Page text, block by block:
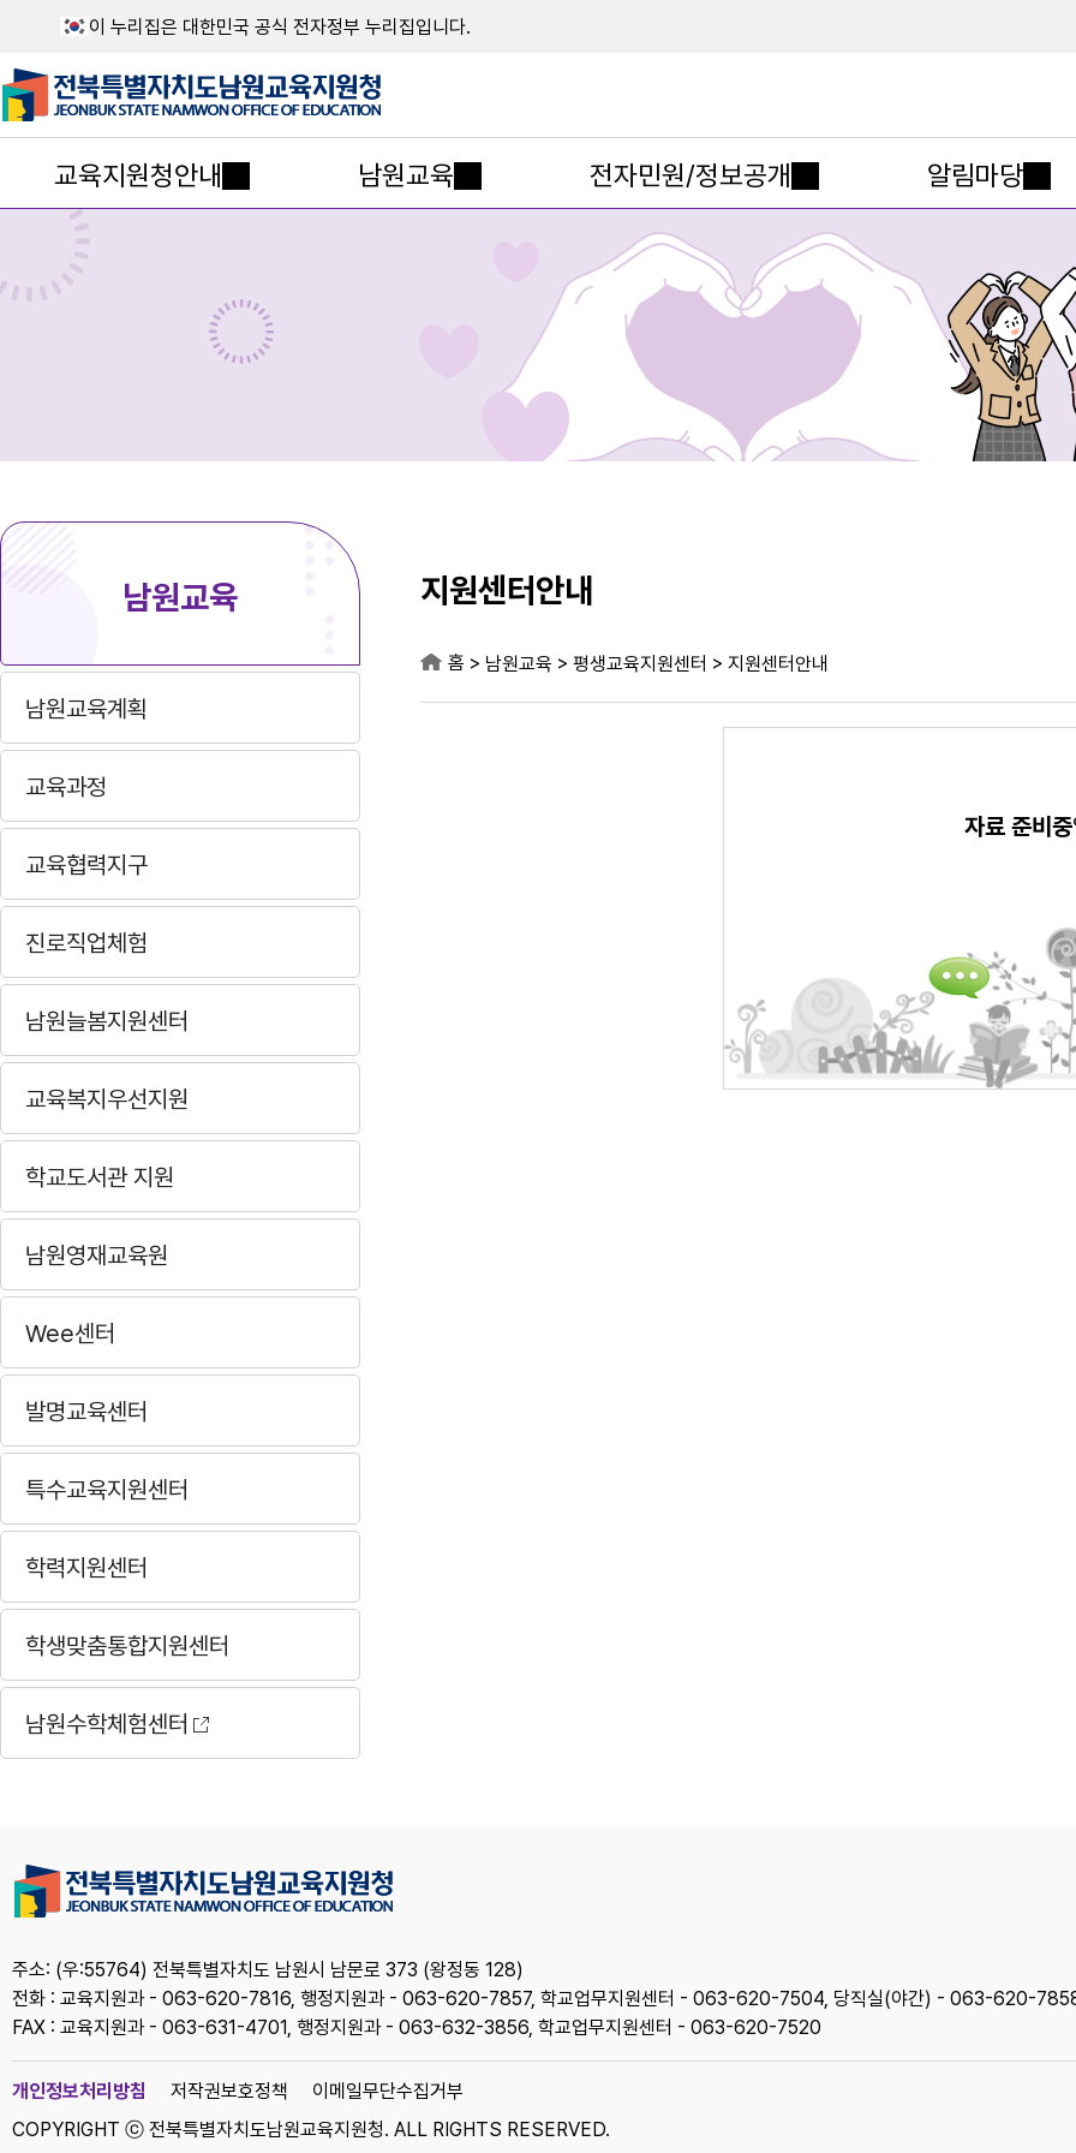
이 누리집은 대한민국 공식 전자정부 누리집입니다.
교육지원청안내 남원교육 전자민원/정보공개 알림마당
남원교육
남원교육계획
교육과정
교육협력지구
진로직업체험
남원늘봄지원센터
교육복지우선지원
학교도서관 지원
남원영재교육원
Wee센터
발명교육센터
특수교육지원센터
학력지원센터
학생맞춤통합지원센터
남원수학체험센터
지원센터안내
홈 > 남원교육 > 평생교육지원센터 > 지원센터안내
자료 준비중
주소: (우:55764) 전북특별자치도 남원시 남문로 373 (왕정동 128)
전화 : 교육지원과 - 063-620-7816, 행정지원과 - 063-620-7857, 학교업무지원센터 - 063-620-7504, 당직실(야간) - 063-620-
FAX : 교육지원과 - 063-631-4701, 행정지원과 - 063-632-3856, 학교업무지원센터 - 063-620-7520
개인정보처리방침 저작권보호정책
이메일무단수집거부
COPYRIGHT ⓒ 전북특별자치도남원교육지원청. ALL RIGHTS RESERVED.